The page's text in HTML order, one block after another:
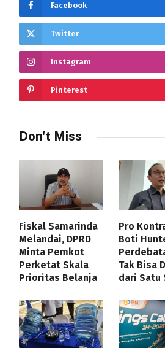
Facebook
Twitter
Instagram
Pinterest
Don't Miss
Fiskal Samarinda
Melandai, DPRD
Minta Pemkot
Perketat Skala
Prioritas Belanja
Pro
Boti
Tak Bisa
dari Satu